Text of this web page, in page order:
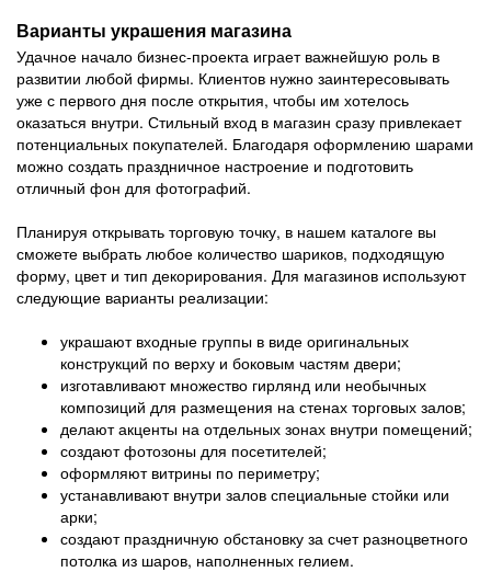
Варианты украшения магазина
Удачное начало бизнес-проекта играет важнейшую роль в
развитии любой фирмы. Клиентов нужно заинтересовывать
уже с первого дня после открытия, чтобы им хотелось
оказаться внутри. Стильный вход в магазин сразу привлекает
потенциальных покупателей. Благодаря оформлению шарами
можно создать праздничное настроение и подготовить
отличный фон для фотографий.
Планируя открывать торговую точку, в нашем каталоге вы
сможете выбрать любое количество шариков, подходящую
форму, цвет и тип декорирования. Для магазинов используют
следующие варианты реализации:
украшают входные группы в виде оригинальных
конструкций по верху и боковым частям двери;
изготавливают множество гирлянд или необычных
композиций для размещения на стенах торговых залов;
делают акценты на отдельных зонах внутри помещений;
создают фотозоны для посетителей;
оформляют витрины по периметру;
устанавливают внутри залов специальные стойки или
арки;
создают праздничную обстановку за счет разноцветного
потолка из шаров, наполненных гелием.